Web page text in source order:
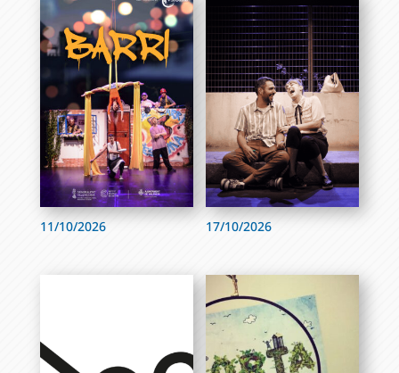
11/10/2026 17/10/2026